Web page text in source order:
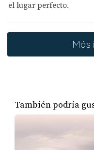
Consultas Legales:
6. Consulta Opiniones y
Consultar opiniones y
Referencias
inquilinos actuales
propiedad.
el lugar perfecto.
Más
También podría